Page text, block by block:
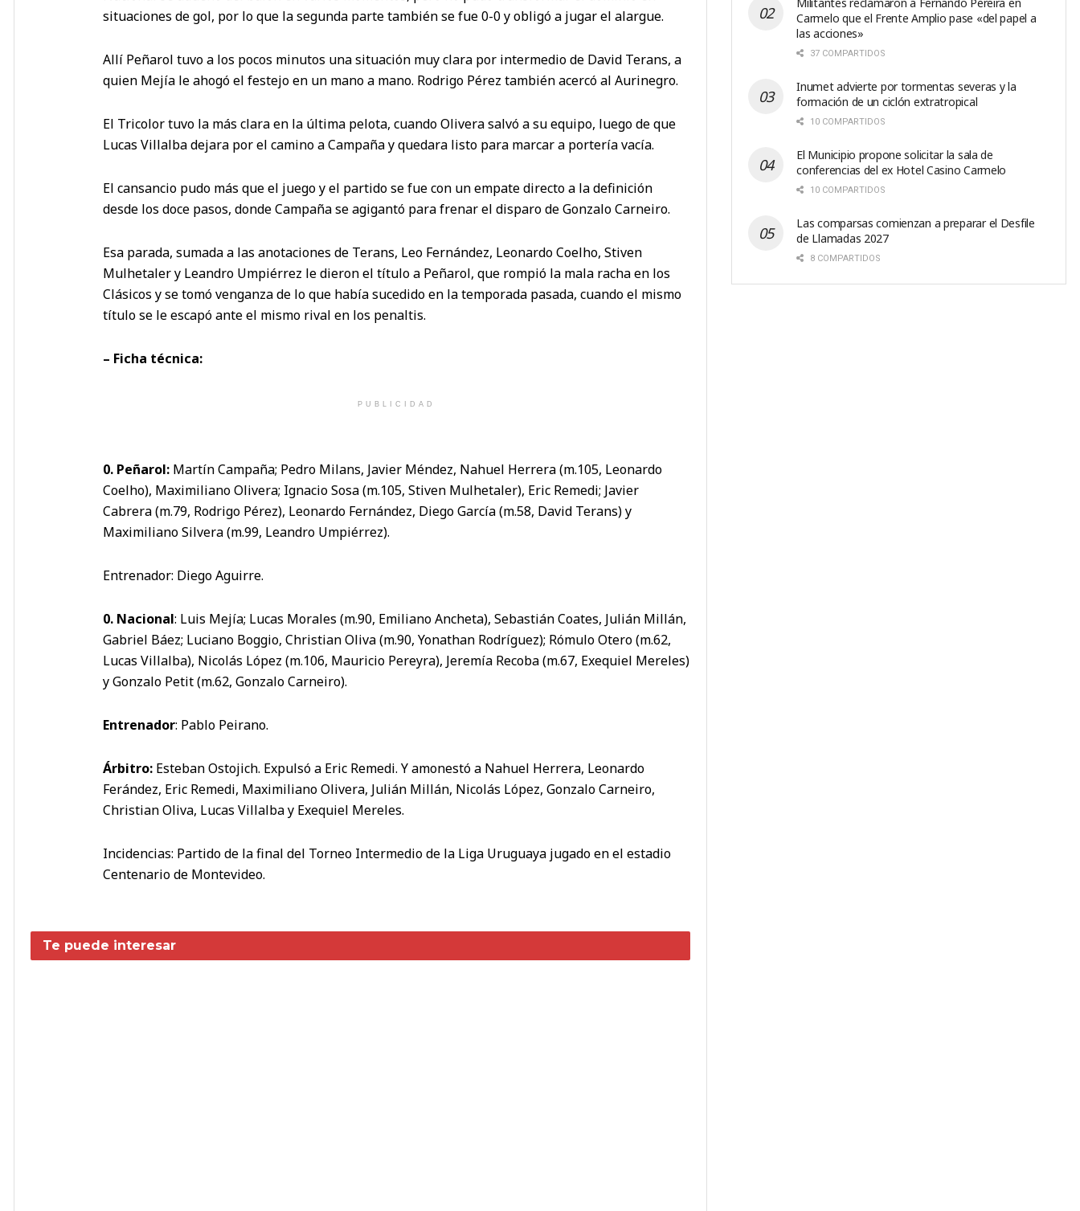
situaciones de gol, por lo que la segunda parte también se fue 0-0 y obligó a jugar el alargue.
Allí Peñarol tuvo a los pocos minutos una situación muy clara por intermedio de David Terans, a
quien Mejía le ahogó el festejo en un mano a mano. Rodrigo Pérez también acercó al Aurinegro.
El Tricolor tuvo la más clara en la última pelota, cuando Olivera salvó a su equipo, luego de que
Lucas Villalba dejara por el camino a Campaña y quedara listo para marcar a portería vacía.
El cansancio pudo más que el juego y el partido se fue con un empate directo a la definición
desde los doce pasos, donde Campaña se agigantó para frenar el disparo de Gonzalo Carneiro.
Esa parada, sumada a las anotaciones de Terans, Leo Fernández, Leonardo Coelho, Stiven
Mulhetaler y Leandro Umpiérrez le dieron el título a Peñarol, que rompió la mala racha en los
Clásicos y se tomó venganza de lo que había sucedido en la temporada pasada, cuando el mismo
título se le escapó ante el mismo rival en los penaltis.
– Ficha técnica:
PUBLICIDAD
0. Peñarol: Martín Campaña; Pedro Milans, Javier Méndez, Nahuel Herrera (m.105, Leonardo
Coelho), Maximiliano Olivera; Ignacio Sosa (m.105, Stiven Mulhetaler), Eric Remedi; Javier
Cabrera (m.79, Rodrigo Pérez), Leonardo Fernández, Diego García (m.58, David Terans) y
Maximiliano Silvera (m.99, Leandro Umpiérrez).
Entrenador: Diego Aguirre.
0. Nacional: Luis Mejía; Lucas Morales (m.90, Emiliano Ancheta), Sebastián Coates, Julián Millán,
Gabriel Báez; Luciano Boggio, Christian Oliva (m.90, Yonathan Rodríguez); Rómulo Otero (m.62,
Lucas Villalba), Nicolás López (m.106, Mauricio Pereyra), Jeremía Recoba (m.67, Exequiel Mereles)
y Gonzalo Petit (m.62, Gonzalo Carneiro).
Entrenador: Pablo Peirano.
Árbitro: Esteban Ostojich. Expulsó a Eric Remedi. Y amonestó a Nahuel Herrera, Leonardo
Ferández, Eric Remedi, Maximiliano Olivera, Julián Millán, Nicolás López, Gonzalo Carneiro,
Christian Oliva, Lucas Villalba y Exequiel Mereles.
Incidencias: Partido de la final del Torneo Intermedio de la Liga Uruguaya jugado en el estadio
Centenario de Montevideo.
Te puede interesar
Carmelo que el Frente Amplio pase «del papel a
las acciones»
37 COMPARTIDOS
Inumet advierte por tormentas severas y la
formación de un ciclón extratropical
10 COMPARTIDOS
El Municipio propone solicitar la sala de
conferencias del ex Hotel Casino Carmelo
10 COMPARTIDOS
Las comparsas comienzan a preparar el Desfile
de Llamadas 2027
8 COMPARTIDOS